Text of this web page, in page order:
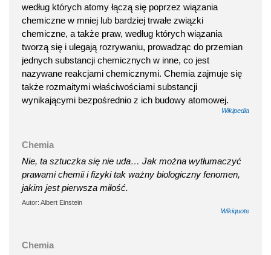
według których atomy łączą się poprzez wiązania
chemiczne w mniej lub bardziej trwałe związki
chemiczne, a także praw, według których wiązania
tworzą się i ulegają rozrywaniu, prowadząc do przemian
jednych substancji chemicznych w inne, co jest
nazywane reakcjami chemicznymi. Chemia zajmuje się
także rozmaitymi właściwościami substancji
wynikającymi bezpośrednio z ich budowy atomowej.
Wikipedia
Chemia
Nie, ta sztuczka się nie uda… Jak można wytłumaczyć
prawami chemii i fizyki tak ważny biologiczny fenomen,
jakim jest pierwsza miłość.
Autor: Albert Einstein
Wikiquote
Chemia